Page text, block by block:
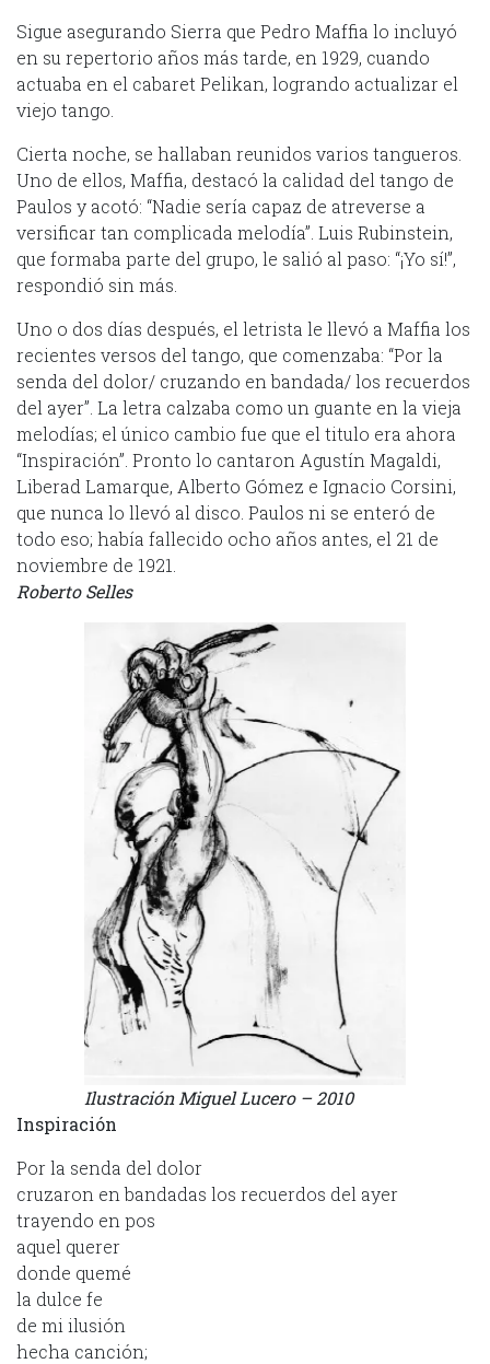
Sigue asegurando Sierra que Pedro Maffia lo incluyó
en su repertorio años más tarde, en 1929, cuando
actuaba en el cabaret Pelikan, logrando actualizar el
viejo tango.
Cierta noche, se hallaban reunidos varios tangueros.
Uno de ellos, Maffia, destacó la calidad del tango de
Paulos y acotó: “Nadie sería capaz de atreverse a
versificar tan complicada melodía”. Luis Rubinstein,
que formaba parte del grupo, le salió al paso: “¡Yo sí!”,
respondió sin más.
Uno o dos días después, el letrista le llevó a Maffia los
recientes versos del tango, que comenzaba: “Por la
senda del dolor/ cruzando en bandada/ los recuerdos
del ayer”. La letra calzaba como un guante en la vieja
melodías; el único cambio fue que el titulo era ahora
“Inspiración”. Pronto lo cantaron Agustín Magaldi,
Liberad Lamarque, Alberto Gómez e Ignacio Corsini,
que nunca lo llevó al disco. Paulos ni se enteró de
todo eso; había fallecido ocho años antes, el 21 de
noviembre de 1921.
Roberto Selles
Ilustración Miguel Lucero – 2010
Inspiración
Por la senda del dolor
cruzaron en bandadas los recuerdos del ayer
trayendo en pos
aquel querer
donde quemé
la dulce fe
de mi ilusión
hecha canción;